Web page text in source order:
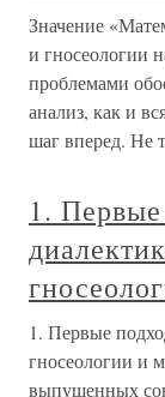
Значение
и гносеологии
проблемами
анализ, как и
шаг вперед. Не
1. Первые
1. Первые
гносеологии и
выпущенных